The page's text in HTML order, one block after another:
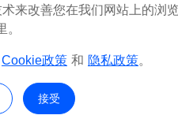
test2剔除
来改善您在我们网站上的浏
Cookie政策 和 隐私政策。
接受